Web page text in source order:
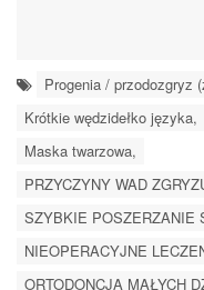
Progenia / przodozgryz
Krótkie wędzidełko języka,
Maska twarzowa,
PRZYCZYNY WAD
SZYBKIE POSZERZANIE
NIEOPERACYJNE
ORTODONCJA MAŁYCH